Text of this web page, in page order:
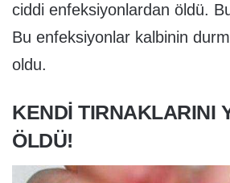
ciddi enfeksiyonlardan öldü.
Bu enfeksiyonlar kalbinin
oldu.
KENDI TIRNAKLARINI
ÖLDÜ!